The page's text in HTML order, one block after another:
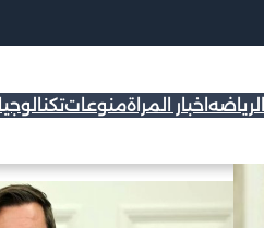
الرياضه اخبار المراةمنوعاتتكنالوجيا